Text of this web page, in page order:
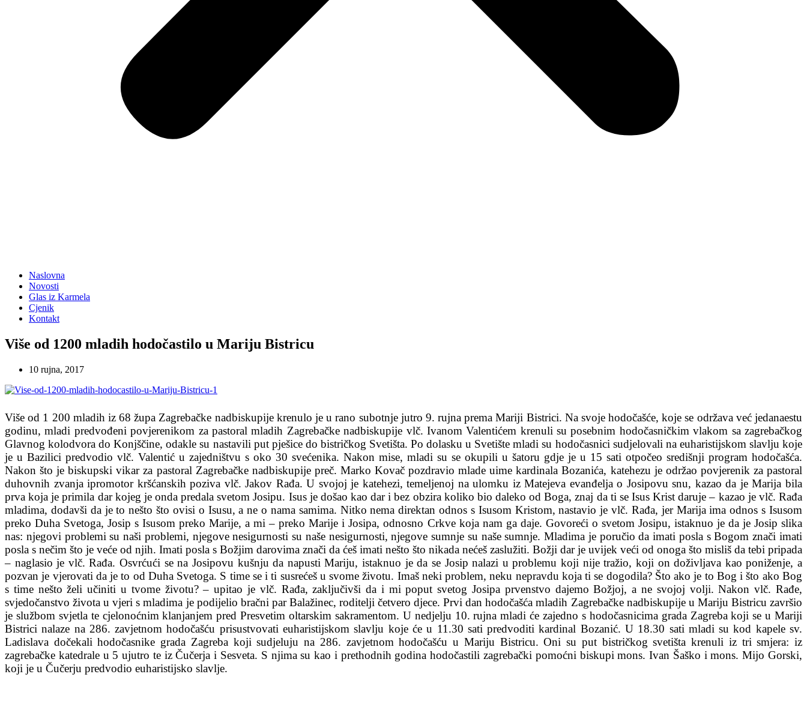
Naslovna
Novosti
Glas iz Karmela
Cjenik
Kontakt
Više od 1200 mladih hodočastilo u Mariju Bistricu
10 rujna, 2017
Više od 1 200 mladih iz 68 župa Zagrebačke nadbiskupije krenulo je u rano subotnje jutro 9. rujna prema Mariji Bistrici. Na svoje hodočašće, koje se održava već jedanaestu
godinu, mladi predvođeni povjerenikom za pastoral mladih Zagrebačke nadbiskupije vlč. Ivanom Valentićem krenuli su posebnim hodočasničkim vlakom sa zagrebačkog
Glavnog kolodvora do Konjščine, odakle su nastavili put pješice do bistričkog Svetišta. Po dolasku u Svetište mladi su hodočasnici sudjelovali na euharistijskom slavlju koje
je u Bazilici predvodio vlč. Valentić u zajedništvu s oko 30 svećenika. Nakon mise, mladi su se okupili u šatoru gdje je u 15 sati otpočeo središnji program hodočašća.
Nakon što je biskupski vikar za pastoral Zagrebačke nadbiskupije preč. Marko Kovač pozdravio mlade uime kardinala Bozanića, katehezu je održao povjerenik za pastoral
duhovnih zvanja ipromotor kršćanskih poziva vlč. Jakov Rađa. U svojoj je katehezi, temeljenoj na ulomku iz Matejeva evanđelja o Josipovu snu, kazao da je Marija bila
prva koja je primila dar kojeg je onda predala svetom Josipu. Isus je došao kao dar i bez obzira koliko bio daleko od Boga, znaj da ti se Isus Krist daruje – kazao je vlč. Rađa
mladima, dodavši da je to nešto što ovisi o Isusu, a ne o nama samima. Nitko nema direktan odnos s Isusom Kristom, nastavio je vlč. Rađa, jer Marija ima odnos s Isusom
preko Duha Svetoga, Josip s Isusom preko Marije, a mi – preko Marije i Josipa, odnosno Crkve koja nam ga daje. Govoreći o svetom Josipu, istaknuo je da je Josip slika
nas: njegovi problemi su naši problemi, njegove nesigurnosti su naše nesigurnosti, njegove sumnje su naše sumnje. Mladima je poručio da imati posla s Bogom znači imati
posla s nečim što je veće od njih. Imati posla s Božjim darovima znači da ćeš imati nešto što nikada nećeš zaslužiti. Božji dar je uvijek veći od onoga što misliš da tebi pripada
– naglasio je vlč. Rađa. Osvrćući se na Josipovu kušnju da napusti Mariju, istaknuo je da se Josip nalazi u problemu koji nije tražio, koji on doživljava kao poniženje, a
pozvan je vjerovati da je to od Duha Svetoga. S time se i ti susrećeš u svome životu. Imaš neki problem, neku nepravdu koja ti se dogodila? Što ako je to Bog i što ako Bog
s time nešto želi učiniti u tvome životu? – upitao je vlč. Rađa, zaključivši da i mi poput svetog Josipa prvenstvo dajemo Božjoj, a ne svojoj volji. Nakon vlč. Rađe,
svjedočanstvo života u vjeri s mladima je podijelio bračni par Balažinec, roditelji četvero djece. Prvi dan hodočašća mladih Zagrebačke nadbiskupije u Mariju Bistricu završio
je službom svjetla te cjelonoćnim klanjanjem pred Presvetim oltarskim sakramentom. U nedjelju 10. rujna mladi će zajedno s hodočasnicima grada Zagreba koji se u Mariji
Bistrici nalaze na 286. zavjetnom hodočašću prisustvovati euharistijskom slavlju koje će u 11.30 sati predvoditi kardinal Bozanić. U 18.30 sati mladi su kod kapele sv.
Ladislava dočekali hodočasnike grada Zagreba koji sudjeluju na 286. zavjetnom hodočašću u Mariju Bistricu. Oni su put bistričkog svetišta krenuli iz tri smjera: iz
zagrebačke katedrale u 5 ujutro te iz Čučerja i Sesveta. S njima su kao i prethodnih godina hodočastili zagrebački pomoćni biskupi mons. Ivan Šaško i mons. Mijo Gorski,
koji je u Čučerju predvodio euharistijsko slavlje.